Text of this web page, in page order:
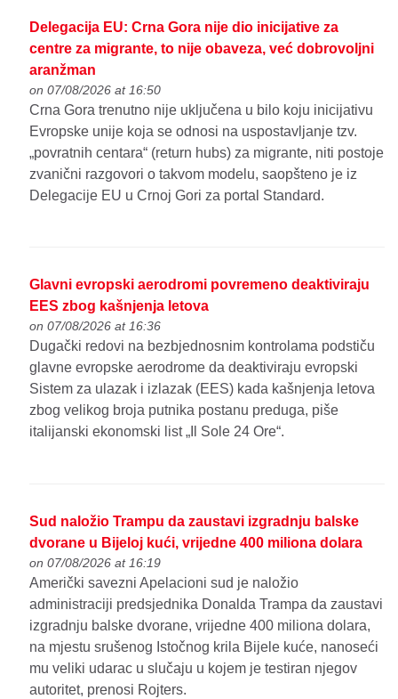
Delegacija EU: Crna Gora nije dio inicijative za
centre za migrante, to nije obaveza, već dobrovoljni
aranžman
on 07/08/2026 at 16:50
Crna Gora trenutno nije uključena u bilo koju inicijativu
Evropske unije koja se odnosi na uspostavljanje tzv.
„povratnih centara“ (return hubs) za migrante, niti postoje
zvanični razgovori o takvom modelu, saopšteno je iz
Delegacije EU u Crnoj Gori za portal Standard.
Glavni evropski aerodromi povremeno deaktiviraju
EES zbog kašnjenja letova
on 07/08/2026 at 16:36
Dugački redovi na bezbjednosnim kontrolama podstiču
glavne evropske aerodrome da deaktiviraju evropski
Sistem za ulazak i izlazak (EES) kada kašnjenja letova
zbog velikog broja putnika postanu preduga, piše
italijanski ekonomski list „Il Sole 24 Ore“.
Sud naložio Trampu da zaustavi izgradnju balske
dvorane u Bijeloj kući, vrijedne 400 miliona dolara
on 07/08/2026 at 16:19
Američki savezni Apelacioni sud je naložio
administraciji predsjednika Donalda Trampa da zaustavi
izgradnju balske dvorane, vrijedne 400 miliona dolara,
na mjestu srušenog Istočnog krila Bijele kuće, nanoseći
mu veliki udarac u slučaju u kojem je testiran njegov
autoritet, prenosi Rojters.